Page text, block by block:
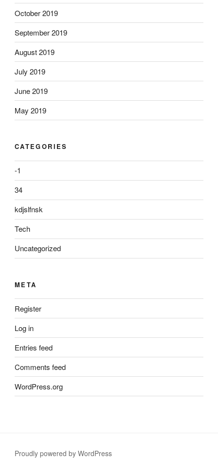
October 2019
September 2019
August 2019
July 2019
June 2019
May 2019
CATEGORIES
-1
34
kdjslfnsk
Tech
Uncategorized
META
Register
Log in
Entries feed
Comments feed
WordPress.org
Proudly powered by WordPress